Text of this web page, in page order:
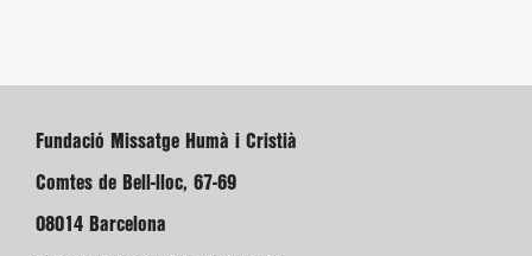
Fundació Missatge Humà i Cristià
Comtes de Bell-lloc, 67-69
08014 Barcelona